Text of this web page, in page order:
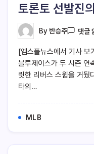
토론토 선발진
By 반승주 댓글
[엠스플뉴스에서 기사
블루제이스가 두 시즌 연
릿한 리버스 스윕을 거뒀
타의…
MLB